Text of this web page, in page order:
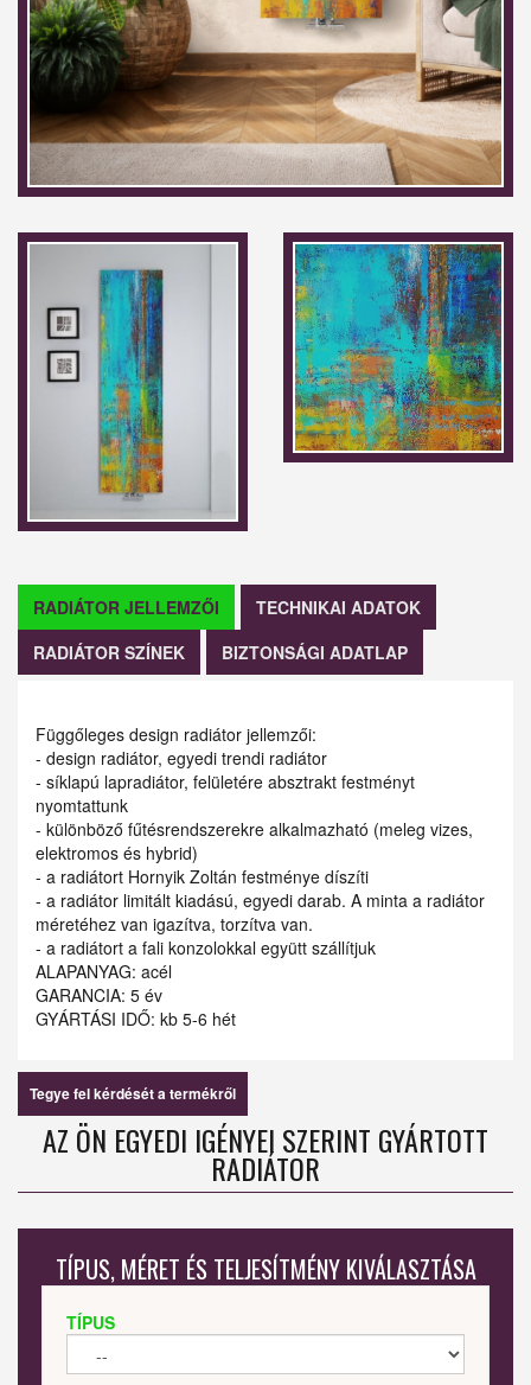
RADIÁTOR JELLEMZŐI
TECHNIKAI ADATOK
RADIÁTOR SZÍNEK
BIZTONSÁGI ADATLAP
Függőleges design radiátor jellemzői:
- design radiátor, egyedi trendi radiátor
- síklapú lapradiátor, felületére absztrakt festményt
nyomtattunk
- különböző fűtésrendszerekre alkalmazható (meleg vizes,
elektromos és hybrid)
- a radiátort Hornyik Zoltán festménye díszíti
- a radiátor limitált kiadású, egyedi darab. A minta a radiátor
méretéhez van igazítva, torzítva van.
- a radiátort a fali konzolokkal együtt szállítjuk
ALAPANYAG: acél
GARANCIA: 5 év
GYÁRTÁSI IDŐ: kb 5-6 hét
Tegye fel kérdését a termékről
AZ ÖN EGYEDI IGÉNYEI SZERINT GYÁRTOTT
RADIÁTOR
TÍPUS, MÉRET ÉS TELJESÍTMÉNY KIVÁLASZTÁSA
TÍPUS